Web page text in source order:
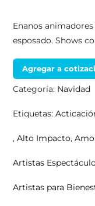
Enanos
esposado. Shows
Agregar a
Categoría: Navidad
Etiquetas:
,Alto Impacto,
Artistas
Artistas para